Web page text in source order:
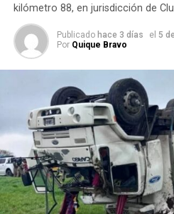
Intervino personal
En el operativo también
Comisaría 10ª de Vila, con
personal de laSubcomisaría
Una vez finalizadas las tareas
situación, la dotación de
dependencia pasadas las 21
El episodio volvió a poner en
kilómetro 88, en jurisdicción de
Publicado hace 3 días el 5
Por Quique Bravo